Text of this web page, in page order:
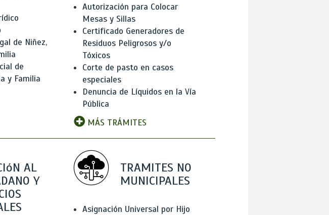
de Niñez,
de
y Familia
Autorización para Colocar
Mesas y Sillas
Certificado Generadores de
Residuos Peligrosos y/o
Tóxicos
Corte de pasto en casos
especiales
Denuncia de Líquidos en la Vía
Pública
MÁS TRÁMITES
AL
Y
TRAMITES NO
MUNICIPALES
Asignación Universal por Hijo